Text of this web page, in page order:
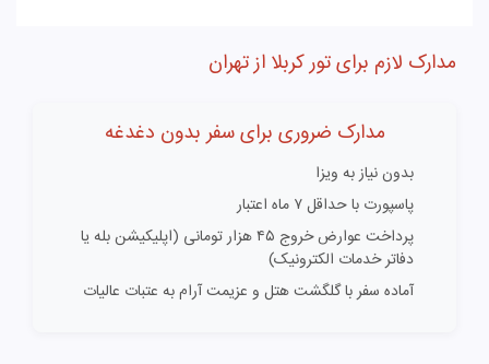
مدارک لازم برای تور کربلا از تهران
مدارک ضروری برای سفر بدون دغدغه
بدون نیاز به ویزا
پاسپورت با حداقل ۷ ماه اعتبار
پرداخت عوارض خروج ۴۵ هزار تومانی (اپلیکیشن بله یا
دفاتر خدمات الکترونیک)
آماده سفر با گلگشت هتل و عزیمت آرام به عتبات عالیات